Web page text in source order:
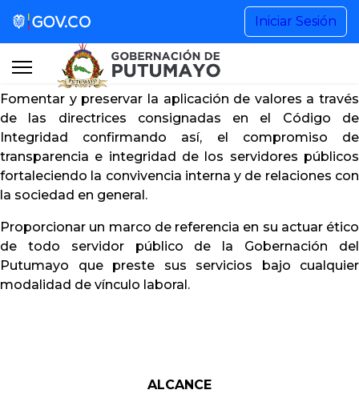
Iniciar Sesión
de Gobierno
Institucional
Participa
Buscar...
+57 (608) 4201515 Ext. 1101
Lunes a Viernes
Código de Integridad
Fomentar y preservar la aplicación de valores a través
de las directrices consignadas en el Código de
Integridad confirmando así, el compromiso de
transparencia e integridad de los servidores públicos
fortaleciendo la convivencia interna y de relaciones con
la sociedad en general.
Proporcionar un marco de referencia en su actuar ético
de todo servidor público de la Gobernación del
Putumayo que preste sus servicios bajo cualquier
modalidad de vínculo laboral.
ALCANCE